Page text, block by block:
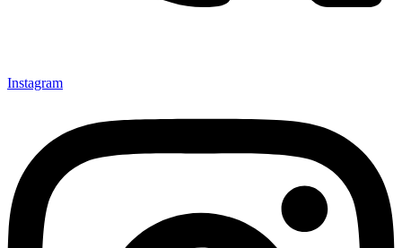
Instagram